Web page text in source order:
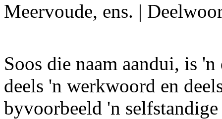
Meervoude, ens. |
Soos die naam aandui, is
deels 'n werkwoord en
byvoorbeeld 'n